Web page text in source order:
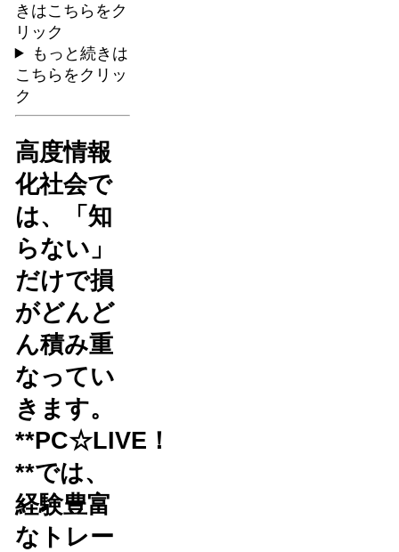
きはこちらをク
リック
もっと続きは
こちらをクリッ
ク
高度情報
化社会で
は、「知
らない」
だけで損
がどんど
ん積み重
なってい
きます。
**PC☆LIVE！
**では、
経験豊富
なトレー